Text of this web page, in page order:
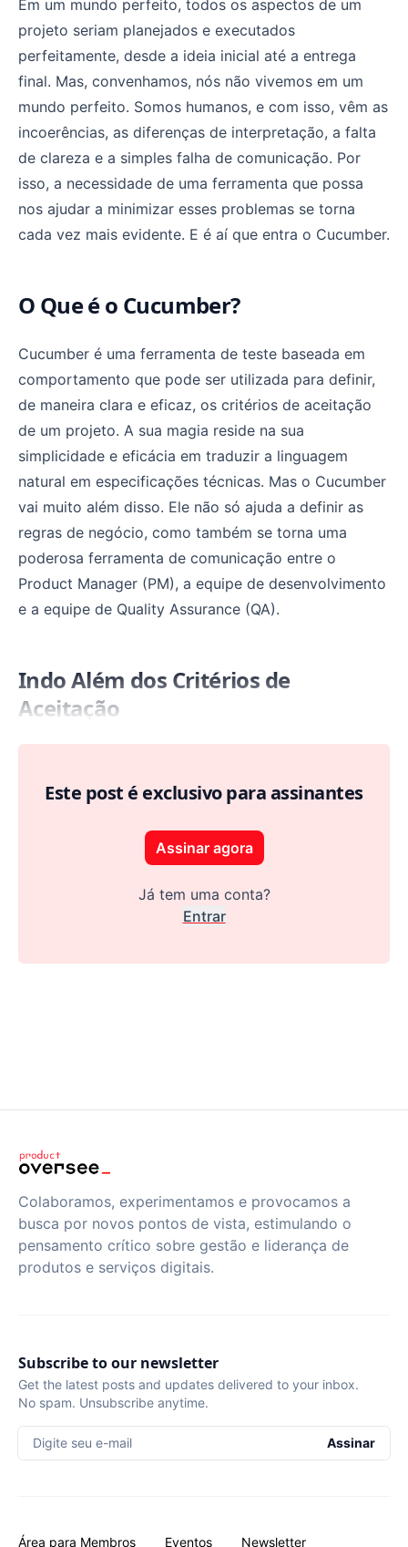
Em um mundo perfeito, todos os aspectos de um
projeto seriam planejados e executados
perfeitamente, desde a ideia inicial até a entrega
final. Mas, convenhamos, nós não vivemos em um
mundo perfeito. Somos humanos, e com isso, vêm as
incoerências, as diferenças de interpretação, a falta
de clareza e a simples falha de comunicação. Por
isso, a necessidade de uma ferramenta que possa
nos ajudar a minimizar esses problemas se torna
cada vez mais evidente. E é aí que entra o Cucumber.
O Que é o Cucumber?
Cucumber é uma ferramenta de teste baseada em
comportamento que pode ser utilizada para definir,
de maneira clara e eficaz, os critérios de aceitação
de um projeto. A sua magia reside na sua
simplicidade e eficácia em traduzir a linguagem
natural em especificações técnicas. Mas o Cucumber
vai muito além disso. Ele não só ajuda a definir as
regras de negócio, como também se torna uma
poderosa ferramenta de comunicação entre o
Product Manager (PM), a equipe de desenvolvimento
e a equipe de Quality Assurance (QA).
Indo Além dos Critérios de
Aceitação
Este post é exclusivo para assinantes
Assinar agora
Já tem uma conta?
Entrar
Colaboramos, experimentamos e provocamos a
busca por novos pontos de vista, estimulando o
pensamento crítico sobre gestão e liderança de
produtos e serviços digitais.
Subscribe to our newsletter
Get the latest posts and updates delivered to your inbox.
No spam. Unsubscribe anytime.
Digite seu e-mail Assinar
Área para Membros Eventos Newsletter